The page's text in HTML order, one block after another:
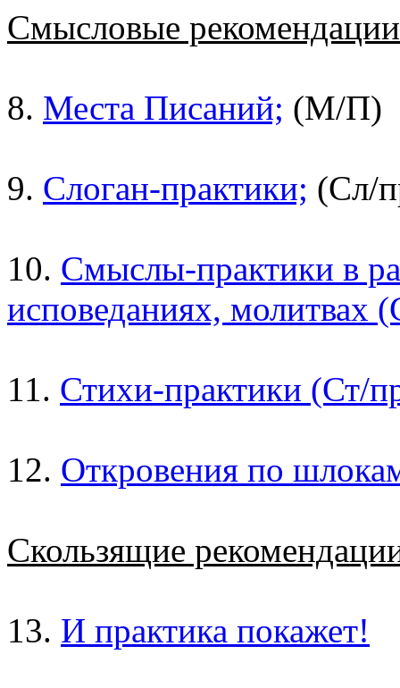
Смысловые
8. Места Писаний; (М/П)
9. Слоган-практики; (Сл/
10. Смыслы-практики в
исповеданиях,
11. Стихи-практики (Ст/
12. Откровения по
Скользящие
13. И практика покажет!